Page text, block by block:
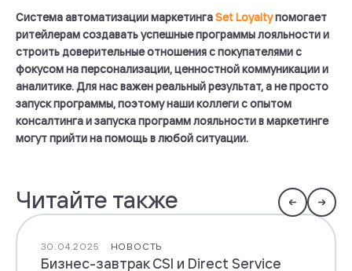
Система автоматизации маркетингаSet Loyaltyпомогает
ритейлерам создавать успешные программы лояльности и
строить доверительные отношения с покупателями с
фокусом на персонализации, ценностной коммуникации и
аналитике. Для нас важен реальный результат, а не просто
запуск программы, поэтому наши коллеги с опытом
консалтинга и запуска программ лояльности в маркетинге
могут прийти на помощь в любой ситуации.
Читайте также
30.04.2025 НОВОСТЬ
Бизнес-завтрак CSI и Direct Service